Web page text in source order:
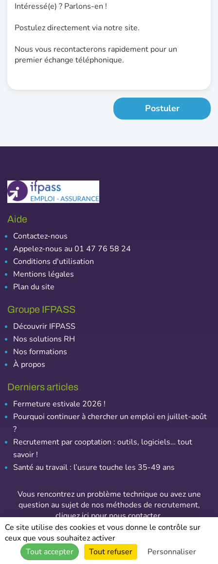
Intéressé(e) ? Parlons-en !
Postulez directement via notre site.
Nous vous recontacterons rapidement pour un
premier échange téléphonique.
Postuler
Aide
Contactez-nous
Appelez-nous au 01 47 76 58 24
Conditions d'utilisation
Mentions légales
Plan du site
Groupe IFPASS
Découvrir IFPASS
Nos solutions RH
Nos formations
À propos
Derniers articles
Fermeture estivale 2026 !
Pourquoi continuer à chercher un emploi en juillet-août
?
Recrutement par cooptation : outils, logiciels… tout
savoir !
Santé au travail : l’usure touche les 35-49 ans
Vous rencontrez un problème technique ou avez une
question au sujet de nos méthodes de recrutement,
cliquez ici pour nous contacter.
© Emploi-Assurance – Tous droits réservés
Ce site utilise des cookies et vous donne le contrôle sur
ceux que vous souhaitez activer
Tout accepter
Tout refuser Personnaliser